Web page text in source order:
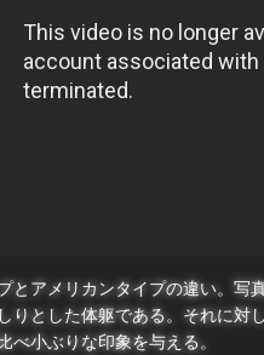
とアメリカンタイプの違い。写
りとした体躯である。それに対
べ小ぶりな印象を与える。